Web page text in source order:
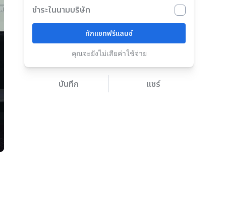
ชำระในนามบริษัท
ทักแชทฟรีแลนซ์
คุณจะยังไม่เสียค่าใช้จ่าย
บันทึก แชร์